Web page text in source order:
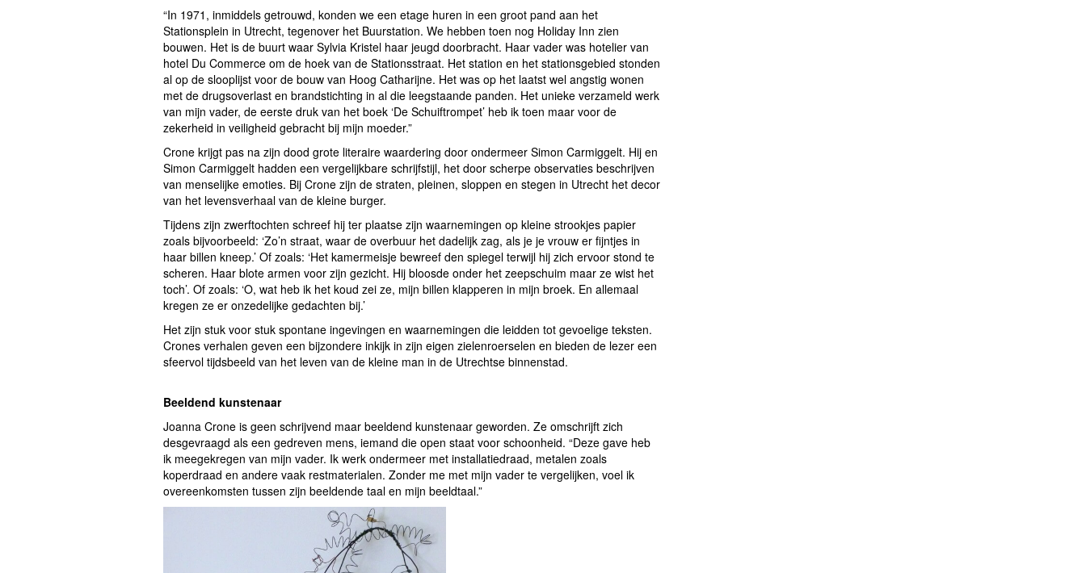
“In 1971, inmiddels getrouwd, konden we een etage huren in een groot pand aan het
Stationsplein in Utrecht, tegenover het Buurstation. We hebben toen nog Holiday Inn zien
bouwen. Het is de buurt waar Sylvia Kristel haar jeugd doorbracht. Haar vader was hotelier van
hotel Du Commerce om de hoek van de Stationsstraat. Het station en het stationsgebied stonden
al op de slooplijst voor de bouw van Hoog Catharijne. Het was op het laatst wel angstig wonen
met de drugsoverlast en brandstichting in al die leegstaande panden. Het unieke verzameld werk
van mijn vader, de eerste druk van het boek ‘De Schuiftrompet’ heb ik toen maar voor de
zekerheid in veiligheid gebracht bij mijn moeder.”
Crone krijgt pas na zijn dood grote literaire waardering door ondermeer Simon Carmiggelt. Hij en
Simon Carmiggelt hadden een vergelijkbare schrijfstijl, het door scherpe observaties beschrijven
van menselijke emoties. Bij Crone zijn de straten, pleinen, sloppen en stegen in Utrecht het decor
van het levensverhaal van de kleine burger.
Tijdens zijn zwerftochten schreef hij ter plaatse zijn waarnemingen op kleine strookjes papier
zoals bijvoorbeeld: ‘Zo’n straat, waar de overbuur het dadelijk zag, als je je vrouw er fijntjes in
haar billen kneep.’ Of zoals: ‘Het kamermeisje bewreef den spiegel terwijl hij zich ervoor stond te
scheren. Haar blote armen voor zijn gezicht. Hij bloosde onder het zeepschuim maar ze wist het
toch’. Of zoals: ‘O, wat heb ik het koud zei ze, mijn billen klapperen in mijn broek. En allemaal
kregen ze er onzedelijke gedachten bij.’
Het zijn stuk voor stuk spontane ingevingen en waarnemingen die leidden tot gevoelige teksten.
Crones verhalen geven een bijzondere inkijk in zijn eigen zielenroerselen en bieden de lezer een
sfeervol tijdsbeeld van het leven van de kleine man in de Utrechtse binnenstad.
Beeldend kunstenaar
Joanna Crone is geen schrijvend maar beeldend kunstenaar geworden. Ze omschrijft zich
desgevraagd als een gedreven mens, iemand die open staat voor schoonheid. “Deze gave heb
ik meegekregen van mijn vader. Ik werk ondermeer met installatiedraad, metalen zoals
koperdraad en andere vaak restmaterialen. Zonder me met mijn vader te vergelijken, voel ik
overeenkomsten tussen zijn beeldende taal en mijn beeldtaal.”